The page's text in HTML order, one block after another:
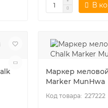
В
Маркер
Marker MunHwa
227222